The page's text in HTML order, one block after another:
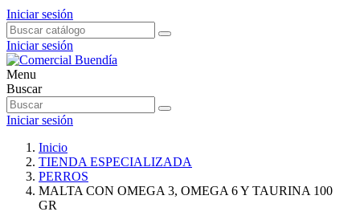
Iniciar sesión
Iniciar sesión
Menu
Buscar
Iniciar sesión
Inicio
TIENDA ESPECIALIZADA
PERROS
MALTA CON OMEGA 3, OMEGA 6 Y TAURINA 100
GR